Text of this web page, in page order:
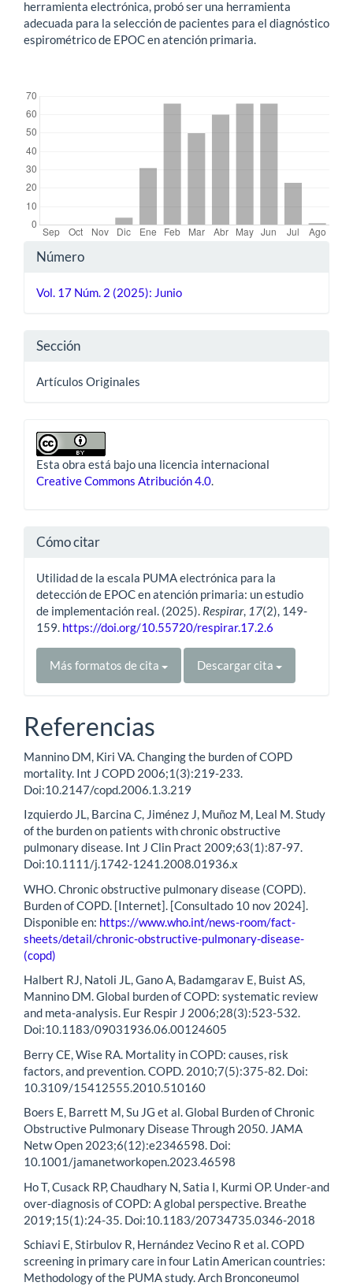
herramienta electrónica, probó ser una herramienta
adecuada para la selección de pacientes para el diagnóstico
espirométrico de EPOC en atención primaria.
Detalles
del
Número
Vol. 17 Núm. 2 (2025): Junio
Sección
Artículos Originales
Esta obra está bajo una licencia internacional
Creative Commons Atribución 4.0.
Cómo citar
Utilidad de la escala PUMA electrónica para la
detección de EPOC en atención primaria: un estudio
de implementación real. (2025). Respirar, 17(2), 149-
159. https://doi.org/10.55720/respirar.17.2.6
Más formatos de cita Descargar cita
Referencias
Mannino DM, Kiri VA. Changing the burden of COPD
mortality. Int J COPD 2006;1(3):219-233.
Doi:10.2147/copd.2006.1.3.219
Izquierdo JL, Barcina C, Jiménez J, Muñoz M, Leal M. Study
of the burden on patients with chronic obstructive
pulmonary disease. Int J Clin Pract 2009;63(1):87-97.
Doi:10.1111/j.1742-1241.2008.01936.x
WHO. Chronic obstructive pulmonary disease (COPD).
Burden of COPD. [Internet]. [Consultado 10 nov 2024].
Disponible en: https://www.who.int/news-room/fact-
sheets/detail/chronic-obstructive-pulmonary-disease-
(copd)
Halbert RJ, Natoli JL, Gano A, Badamgarav E, Buist AS,
Mannino DM. Global burden of COPD: systematic review
and meta-analysis. Eur Respir J 2006;28(3):523-532.
Doi:10.1183/09031936.06.00124605
Berry CE, Wise RA. Mortality in COPD: causes, risk
factors, and prevention. COPD. 2010;7(5):375-82. Doi:
10.3109/15412555.2010.510160
Boers E, Barrett M, Su JG et al. Global Burden of Chronic
Obstructive Pulmonary Disease Through 2050. JAMA
Netw Open 2023;6(12):e2346598. Doi:
10.1001/jamanetworkopen.2023.46598
Ho T, Cusack RP, Chaudhary N, Satia I, Kurmi OP. Under-and
over-diagnosis of COPD: A global perspective. Breathe
2019;15(1):24-35. Doi:10.1183/20734735.0346-2018
Schiavi E, Stirbulov R, Hernández Vecino R et al. COPD
screening in primary care in four Latin American countries:
Methodology of the PUMA study. Arch Bronconeumol